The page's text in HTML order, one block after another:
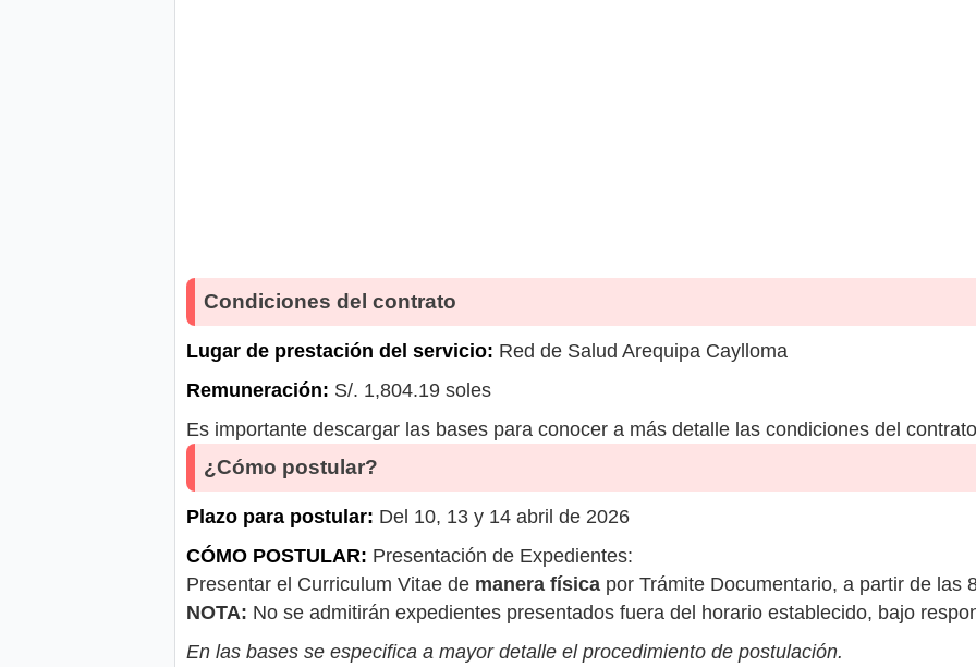
Condiciones del contrato
Lugar de prestación del servicio: Red de Salud Arequipa Caylloma
Remuneración: S/. 1,804.19 soles
Es importante descargar las bases para conocer a más detalle las condiciones del
¿Cómo postular?
Plazo para postular: Del 10, 13 y 14 abril de 2026
CÓMO POSTULAR: Presentación de Expedientes:
Presentar el Curriculum Vitae de manera física por Trámite Documentario, a partir de las
NOTA: No se admitirán expedientes presentados fuera del horario establecido, bajo
En las bases se especifica a mayor detalle el procedimiento de postulación.